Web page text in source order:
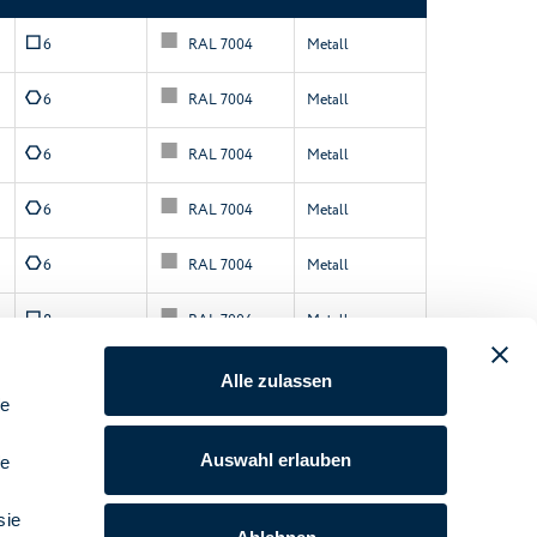
Alle zulassen
Auswahl erlauben
Q6 RAL 7004 Metall
E6 RAL 7004 Metall
E6 RAL 7004 Metall
E6 RAL 7004 Metall
E6 RAL 7004 Metall
Q 8 RAL 7004 Metall
RAL 7004 Metall
RAL 7004 Metall